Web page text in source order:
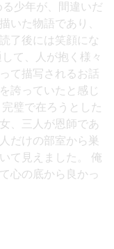
少年が、間違いだ
いた物語であり、
了後には笑顔にな
て、人が抱く様々
て描写されるお話
誇っていたと感じ
璧で在ろうとした
、三人が恩師であ
だけの部室から巣
て見えました。 俺
心の底から良かっ